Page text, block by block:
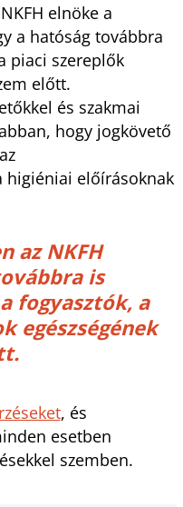
elnöke a
a hatóság továbbra
piaci szereplők
előtt.
és szakmai
hogy jogkövető
higiéniai előírásoknak
az NKFH
is
fogyasztók, a
egészségének
, és
esetben
szemben.